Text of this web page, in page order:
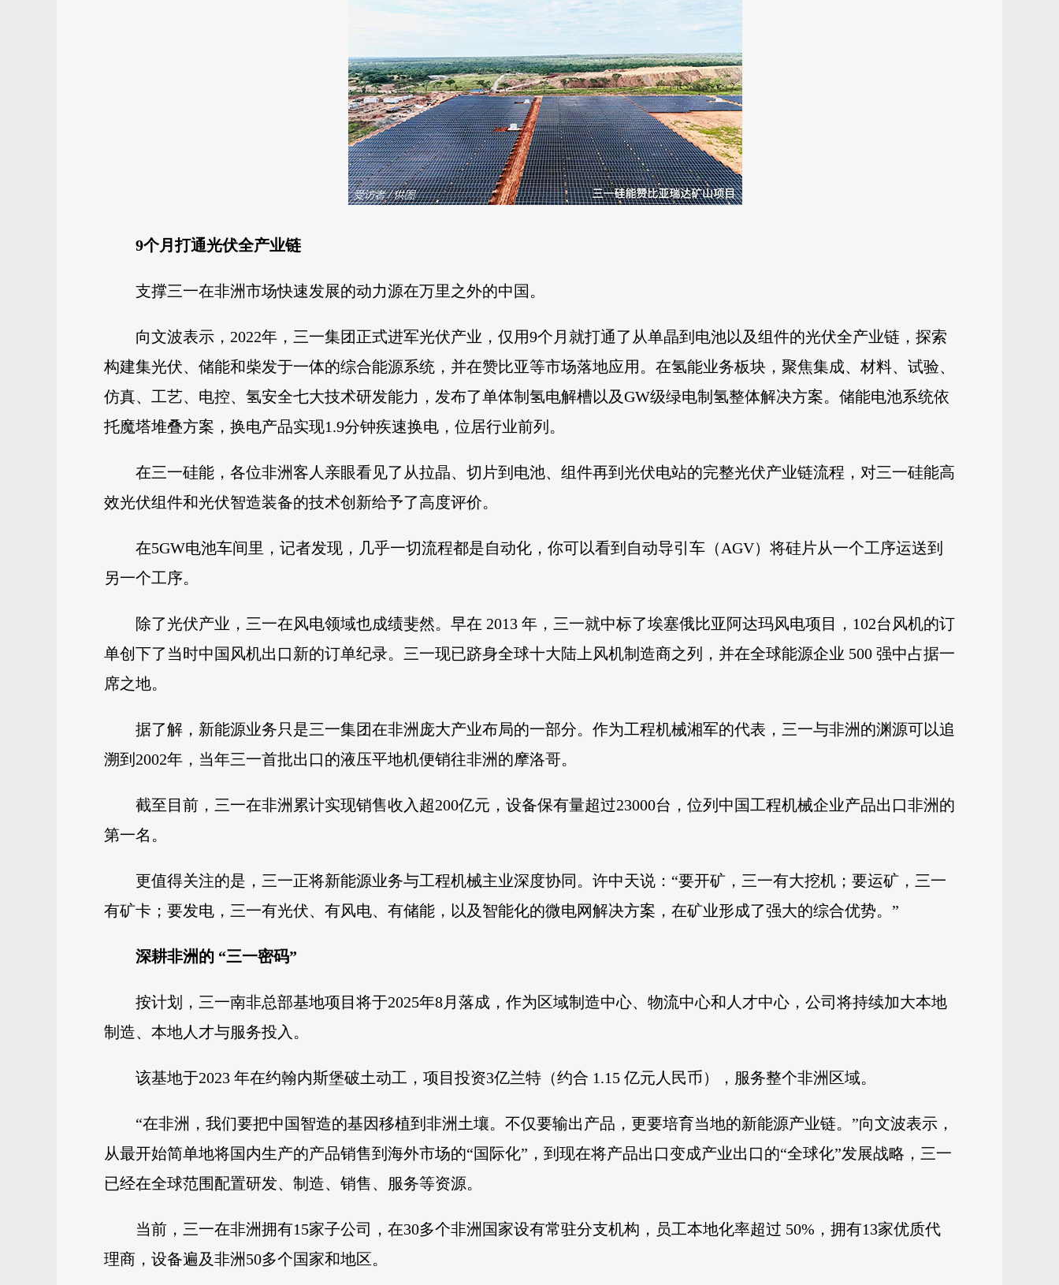
9个月打通光伏全产业链
支撑三一在非洲市场快速发展的动力源在万里之外的中国。
向文波表示，2022年，三一集团正式进军光伏产业，仅用9个月就打通了从单晶到电池以及组件的光伏全产业链，探索
构建集光伏、储能和柴发于一体的综合能源系统，并在赞比亚等市场落地应用。在氢能业务板块，聚焦集成、材料、试验、
仿真、工艺、电控、氢安全七大技术研发能力，发布了单体制氢电解槽以及GW级绿电制氢整体解决方案。储能电池系统依
托魔塔堆叠方案，换电产品实现1.9分钟疾速换电，位居行业前列。
在三一硅能，各位非洲客人亲眼看见了从拉晶、切片到电池、组件再到光伏电站的完整光伏产业链流程，对三一硅能高
效光伏组件和光伏智造装备的技术创新给予了高度评价。
在5GW电池车间里，记者发现，几乎一切流程都是自动化，你可以看到自动导引车（AGV）将硅片从一个工序运送到
另一个工序。
除了光伏产业，三一在风电领域也成绩斐然。早在 2013 年，三一就中标了埃塞俄比亚阿达玛风电项目，102台风机的订
单创下了当时中国风机出口新的订单纪录。三一现已跻身全球十大陆上风机制造商之列，并在全球能源企业 500 强中占据一
席之地。
据了解，新能源业务只是三一集团在非洲庞大产业布局的一部分。作为工程机械湘军的代表，三一与非洲的渊源可以追
溯到2002年，当年三一首批出口的液压平地机便销往非洲的摩洛哥。
截至目前，三一在非洲累计实现销售收入超200亿元，设备保有量超过23000台，位列中国工程机械企业产品出口非洲的
第一名。
更值得关注的是，三一正将新能源业务与工程机械主业深度协同。许中天说：“要开矿，三一有大挖机；要运矿，三一
有矿卡；要发电，三一有光伏、有风电、有储能，以及智能化的微电网解决方案，在矿业形成了强大的综合优势。”
深耕非洲的 “三一密码”
按计划，三一南非总部基地项目将于2025年8月落成，作为区域制造中心、物流中心和人才中心，公司将持续加大本地
制造、本地人才与服务投入。
该基地于2023 年在约翰内斯堡破土动工，项目投资3亿兰特（约合 1.15 亿元人民币），服务整个非洲区域。
“在非洲，我们要把中国智造的基因移植到非洲土壤。不仅要输出产品，更要培育当地的新能源产业链。”向文波表示，
从最开始简单地将国内生产的产品销售到海外市场的“国际化”，到现在将产品出口变成产业出口的“全球化”发展战略，三一
已经在全球范围配置研发、制造、销售、服务等资源。
当前，三一在非洲拥有15家子公司，在30多个非洲国家设有常驻分支机构，员工本地化率超过 50%，拥有13家优质代
理商，设备遍及非洲50多个国家和地区。